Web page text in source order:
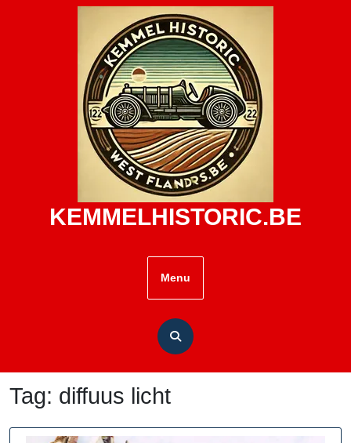
KEMMELHISTORIC.BE
Menu
Tag: diffuus licht